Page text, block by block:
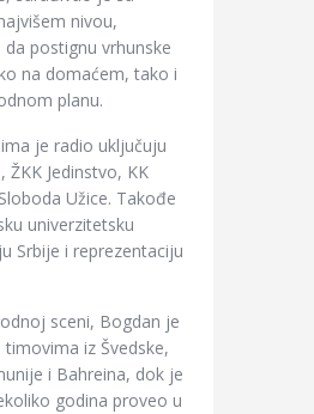
nivou,
postignu vrhunske
na domaćem, tako i
planu.
je radio uključuju
ŽKK Jedinstvo, KK
Užice. Takođe
univerzitetsku
Srbije i reprezentaciju
sceni, Bogdan je
iz Švedske,
i Bahreina, dok je
godina proveo u